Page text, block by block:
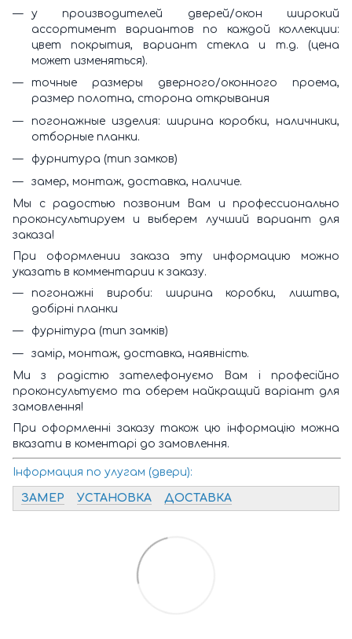
у производителей дверей/окон широкий
ассортимент вариантов по каждой коллекции:
цвет покрытия, вариант стекла и т.д. (цена
может изменяться).
точные размеры дверного/оконного проема,
размер полотна, сторона открывания
погонажные изделия: ширина коробки, наличники,
отборные планки.
фурнитура (тип замков)
замер, монтаж, доставка, наличие.
Мы с радостью позвоним Вам и профессионально
проконсультируем и выберем лучший вариант для
заказа!
При оформлении заказа эту информацию можно
указать в комментарии к заказу.
погонажні вироби: ширина коробки, лиштва,
добірні планки
фурнітура (тип замків)
замір, монтаж, доставка, наявність.
Ми з радістю зателефонуємо Вам і професійно
проконсультуємо та оберем найкращий варіант для
замовлення!
При оформленні заказу також цю інформацію можна
вказати в коментарі до замовлення.
Інформация по улугам (двери):
ЗАМЕР УСТАНОВКА ДОСТАВКА